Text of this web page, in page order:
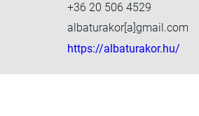
+36 20 506 4529
albaturakor[a]gmail.com
https://albaturakor.hu/